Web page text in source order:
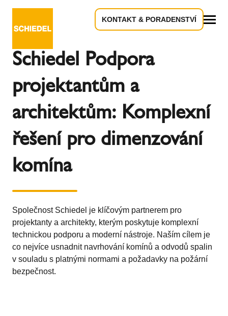
KONTAKT & PORADENSTVÍ
Schiedel Podpora
projektantům a
architektům: Komplexní
řešení pro dimenzování
komína
Společnost Schiedel je klíčovým partnerem pro
projektanty a architekty, kterým poskytuje komplexní
technickou podporu a moderní nástroje. Naším cílem je
co nejvíce usnadnit navrhování komínů a odvodů spalin
v souladu s platnými normami a požadavky na požární
bezpečnost.